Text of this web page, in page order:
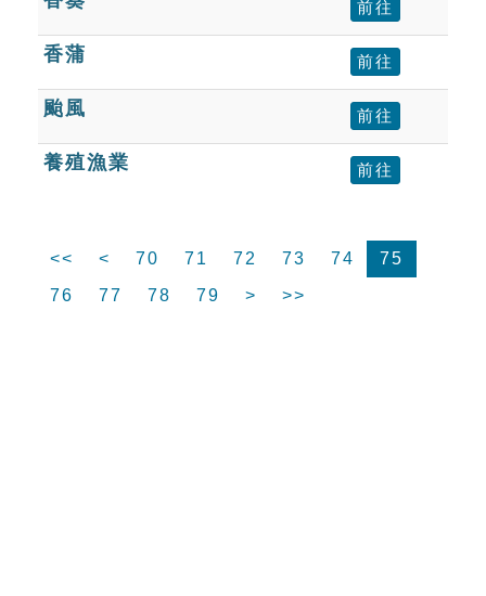
前往
香蒲 前往
颱風 前往
養殖漁業 前往
<< < 70 71 72 73 74
75
76
77 78 79 > >>